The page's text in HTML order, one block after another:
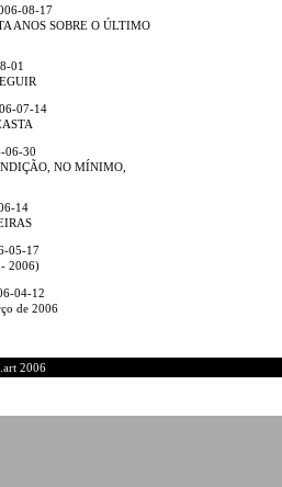
08-17
ANOS SOBRE O ÚLTIMO
01
07-14
06-30
NO MÍNIMO,
14
05-17
2006)
04-12
de 2006
2006